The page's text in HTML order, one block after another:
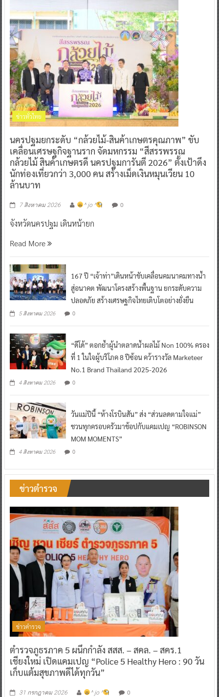
ข่าวทั่วไทย
นครปฐมยกระดับ “กล้วยไม้-สินค้าเกษตรคุณภาพ” ขับ
เคลื่อนเศรษฐกิจฐานราก จัดมหกรรม “สีสรรพรรณ
กล้วยไม้ สินค้าเกษตรดี นครปฐมการันตี 2026” ตั้งเป้าดึง
นักท่องเที่ยวกว่า 3,000 คน สร้างเม็ดเงินหมุนเวียน 10
ล้านบาท
7 สิงหาคม 2026 ^ jo ^ 0
จังหวัดนครปฐม เดินหน้ายก
Read More
167 ปี “เจ้าท่า”เดินหน้าขับเคลื่อนคมนาคมทางน้ำ
สู่อนาคต พัฒนาโครงสร้างพื้นฐาน ยกระดับความ
ปลอดภัย สร้างเศรษฐกิจไทยเติบโตอย่างยั่งยืน
5 สิงหาคม 2026 0
“ดีโด้” ตอกย้ำผู้นำตลาดน้ำผลไม้ Non 100% ครอง
ที่ 1 ในใจผู้บริโภค 8 ปีซ้อน คว้ารางวัล Marketeer
No.1 Brand Thailand 2025-2026
4 สิงหาคม 2026 0
วันแม่ปีนี้ “ห้างโรบินสัน” ส่ง “ส่วนลดตามใจแม่”
ชวนทุกครอบครัวมาช้อปกับแคมเปญ “ROBINSON
MOM MOMENTS”
4 สิงหาคม 2026 0
ข่าวตำรวจ
ข่าวตำรวจ
ตำรวจภูธรภาค 5 ผนึกกำลัง สสส. – สคล. – สคร.1
เชียงใหม่ เปิดแคมเปญ “Police 5 Healthy Hero : 90 วัน
เก็บแต้มสุขภาพดีได้ทุกวัน”
31 กรกฎาคม 2026 ^ jo ^ 0